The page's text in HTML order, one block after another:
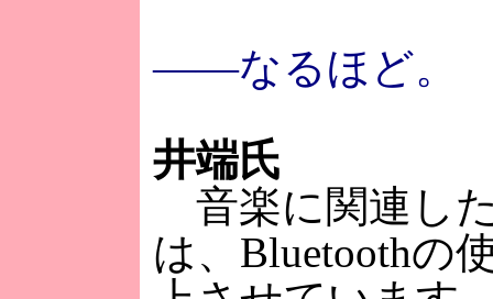
――なるほど。
井端氏
音楽に関連し
は、Bluetoothの